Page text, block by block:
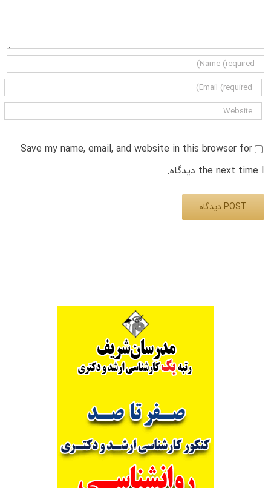
Save my name, email, and website in this browser for
the next time I دیدگاه.